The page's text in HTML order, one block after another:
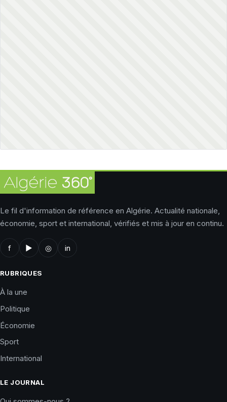
Le fil d'information de référence en Algérie. Actualité nationale,
économie, sport et international, vérifiés et mis à jour en continu.
f ▶ ◎ in
RUBRIQUES
À la une
Politique
Économie
Sport
International
LE JOURNAL